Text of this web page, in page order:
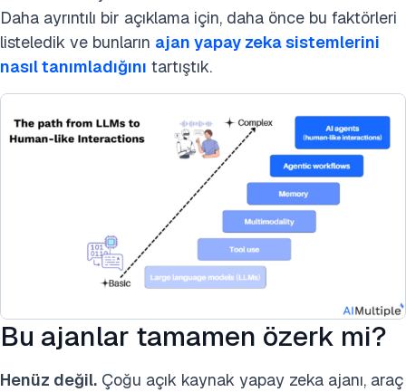
Daha ayrıntılı bir açıklama için, daha önce bu faktörleri
listeledik ve bunların ajan yapay zeka sistemlerini
nasıl tanımladığını tartıştık.
Bu ajanlar tamamen özerk mi?
Henüz değil. Çoğu açık kaynak yapay zeka ajanı, araç